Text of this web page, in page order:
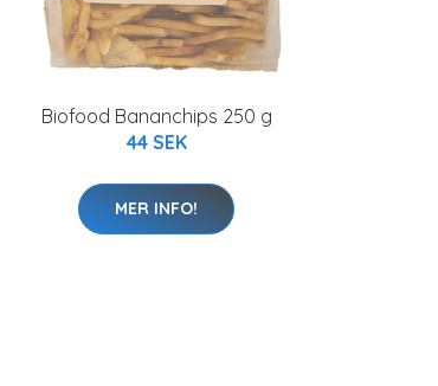
Biofood Bananchips 250 g
44 SEK
MER INFO!